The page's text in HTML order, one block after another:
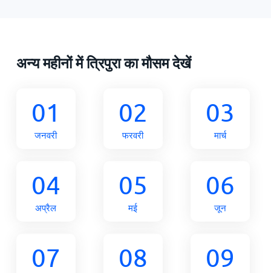
अन्य महीनों में त्रिपुरा का मौसम देखें
01
जनवरी
02
फरवरी
03
मार्च
04
अप्रैल
05
मई
06
जून
07 08 09